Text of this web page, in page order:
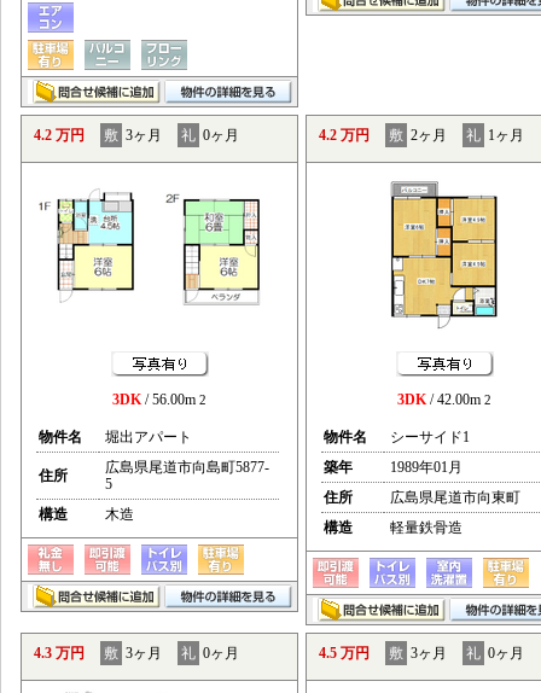
4.2 万円 敷 3ヶ月 礼 0ヶ月
3DK/ 56.00m 2
物件名 堀出アパート
住所
広島県尾道市向島町5877-
5
構造
木造
4.2 万円 敷 2ヶ月 礼 1ヶ月
3DK/ 42.00m 2
物件名
シーサイド1
築年
1989年01月
住所
広島県尾道市向東町
構造
軽量鉄骨造
4.3 万円 敷 3ヶ月 礼 0ヶ月 4.5 万円 敷 3ヶ月 礼 0ヶ月